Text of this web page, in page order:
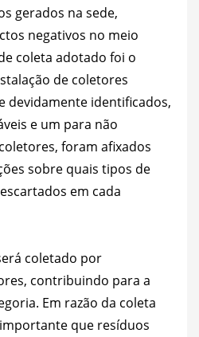
gerados na sede,
negativos no meio
coleta adotado foi o
de coletores
devidamente identificados,
e um para não
foram afixados
sobre quais tipos de
em cada
coletado por
contribuindo para a
Em razão da coleta
que resíduos